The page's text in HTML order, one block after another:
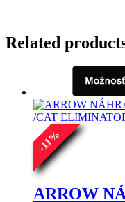
Related
-
11
%
ARROW